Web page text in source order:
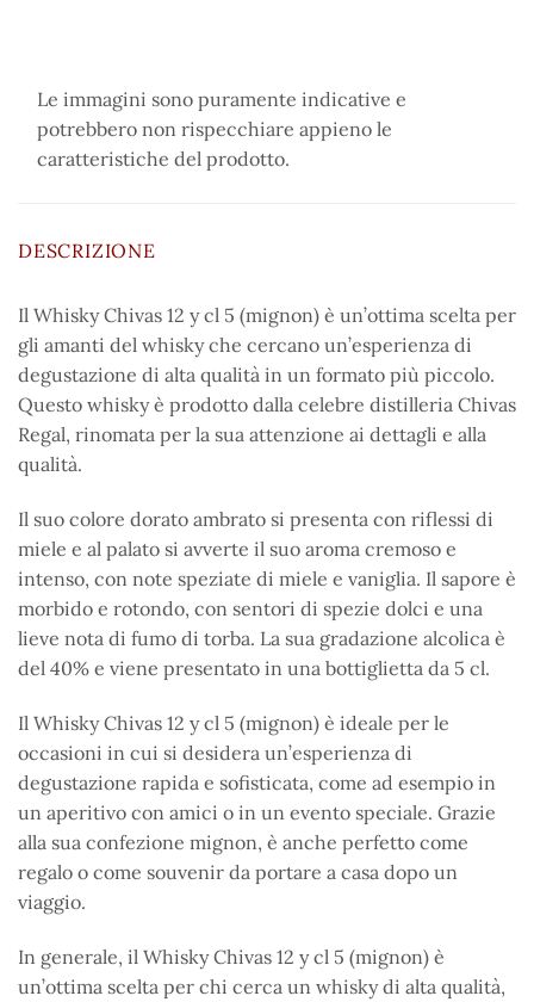
Le immagini sono puramente indicative e
potrebbero non rispecchiare appieno le
caratteristiche del prodotto.
DESCRIZIONE
Il Whisky Chivas 12 y cl 5 (mignon) è un’ottima scelta per
gli amanti del whisky che cercano un’esperienza di
degustazione di alta qualità in un formato più piccolo.
Questo whisky è prodotto dalla celebre distilleria Chivas
Regal, rinomata per la sua attenzione ai dettagli e alla
qualità.
Il suo colore dorato ambrato si presenta con riflessi di
miele e al palato si avverte il suo aroma cremoso e
intenso, con note speziate di miele e vaniglia. Il sapore è
morbido e rotondo, con sentori di spezie dolci e una
lieve nota di fumo di torba. La sua gradazione alcolica è
del 40% e viene presentato in una bottiglietta da 5 cl.
Il Whisky Chivas 12 y cl 5 (mignon) è ideale per le
occasioni in cui si desidera un’esperienza di
degustazione rapida e sofisticata, come ad esempio in
un aperitivo con amici o in un evento speciale. Grazie
alla sua confezione mignon, è anche perfetto come
regalo o come souvenir da portare a casa dopo un
viaggio.
In generale, il Whisky Chivas 12 y cl 5 (mignon) è
un’ottima scelta per chi cerca un whisky di alta qualità,